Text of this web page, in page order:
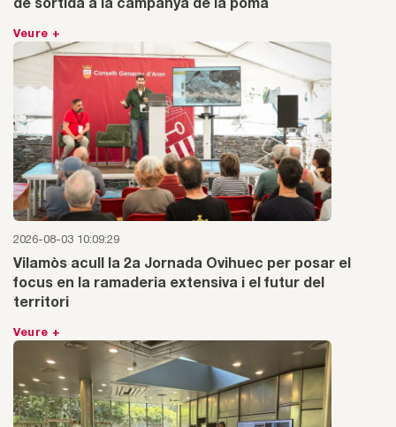
de sortida a la campanya de la poma
Veure +
2026-08-03 10:09:29
Vilamòs acull la 2a Jornada Ovihuec per posar el
focus en la ramaderia extensiva i el futur del
territori
Veure +